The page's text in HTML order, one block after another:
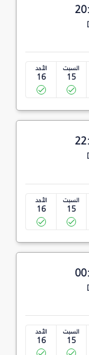
السبت
15
الأحد
16
السبت
15
الأحد
16
السبت
15
الأحد
16